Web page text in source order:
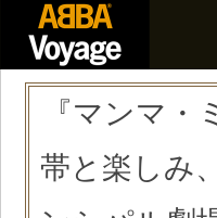
『マンマ・
帯と楽しみ